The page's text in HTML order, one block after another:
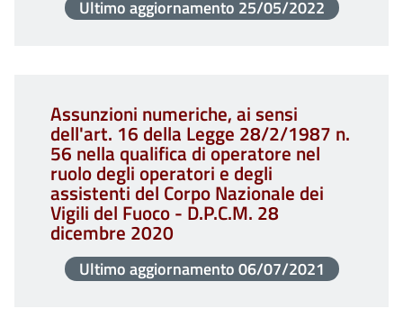
Ultimo aggiornamento 25/05/2022
Assunzioni numeriche, ai sensi
dell'art. 16 della Legge 28/2/1987 n.
56 nella qualifica di operatore nel
ruolo degli operatori e degli
assistenti del Corpo Nazionale dei
Vigili del Fuoco - D.P.C.M. 28
dicembre 2020
Ultimo aggiornamento06/07/2021